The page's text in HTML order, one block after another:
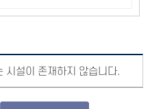
시설이 존재하지 않습니다.